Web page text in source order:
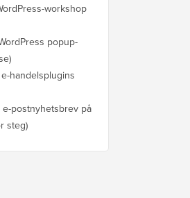
workshop
popup-
handelsplugins
postnyhetsbrev på
steg)